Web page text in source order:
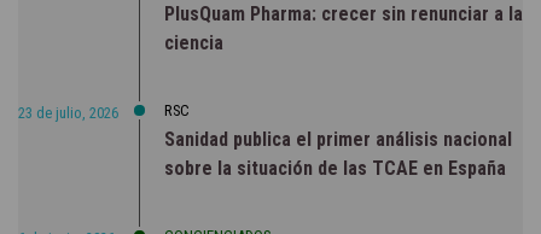
PlusQuam Pharma: crecer sin renunciar a la
ciencia
23 de julio, 2026 RSC
Sanidad publica el primer análisis nacional
sobre la situación de las TCAE en España